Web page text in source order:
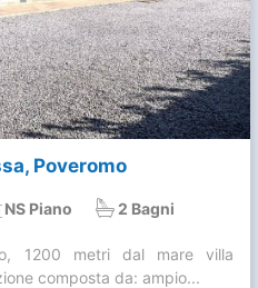
Poveromo
NS Piano 2 Bagni
1200 metri dal mare villa
composta da: ampio...